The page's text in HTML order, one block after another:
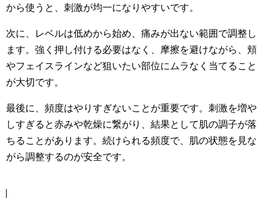
から使うと、刺激が均一になりやすいです。
次に、レベルは低めから始め、痛みが出ない範囲で調整し
ます。強く押し付ける必要はなく、摩擦を避けながら、頬
やフェイスラインなど狙いたい部位にムラなく当てること
が大切です。
最後に、頻度はやりすぎないことが重要です。刺激を増や
しすぎると赤みや乾燥に繋がり、結果として肌の調子が落
ちることがあります。続けられる頻度で、肌の状態を見な
がら調整するのが安全です。